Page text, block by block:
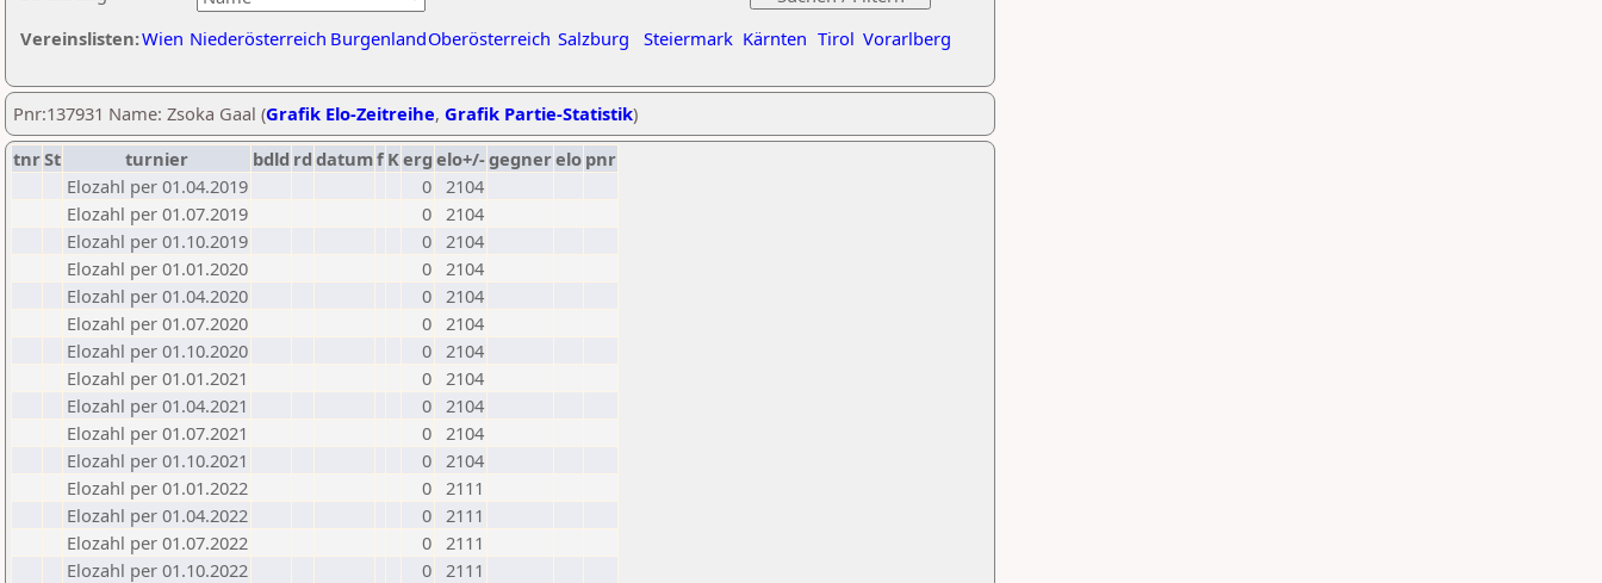
Vereinslisten:Wien Niederösterreich BurgenlandOberösterreich Salzburg Steiermark Kärnten Tirol Vorarlberg
Pnr:137931 Name: Zsoka Gaal (Grafik Elo-Zeitreihe, Grafik Partie-Statistik)
tnrSt turnier bdld rd datumf Kerg elo+/-gegnerelo pnr
Elozahl per 01.04.2019
0 2104
Elozahl per 01.07.2019
0 2104
Elozahl per 01.10.2019
0 2104
Elozahl per 01.01.2020
0 2104
Elozahl per 01.04.2020
0 2104
Elozahl per 01.07.2020
0 2104
Elozahl per 01.10.2020
0 2104
Elozahl per 01.01.2021
0 2104
Elozahl per 01.04.2021
0 2104
Elozahl per 01.07.2021
0 2104
Elozahl per 01.10.2021
0 2104
Elozahl per 01.01.2022
0 2111
Elozahl per 01.04.2022
0 2111
Elozahl per 01.07.2022
0 2111
Elozahl per 01.10.2022
0 2111